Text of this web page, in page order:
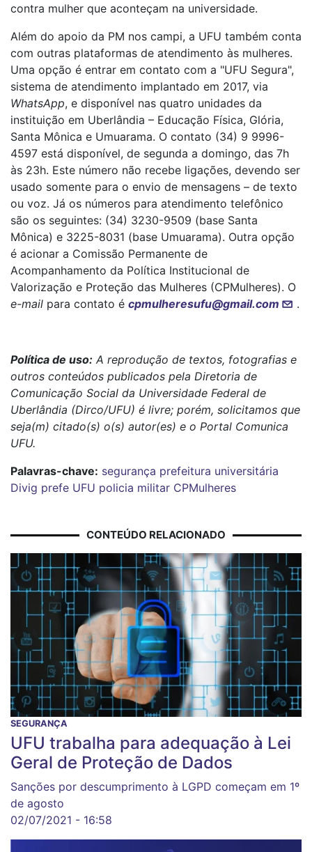
contra mulher que aconteçam na universidade.
Além do apoio da PM nos campi, a UFU também conta
com outras plataformas de atendimento às mulheres.
Uma opção é entrar em contato com a "UFU Segura",
sistema de atendimento implantado em 2017, via
WhatsApp, e disponível nas quatro unidades da
instituição em Uberlândia – Educação Física, Glória,
Santa Mônica e Umuarama. O contato (34) 9 9996-
4597 está disponível, de segunda a domingo, das 7h
às 23h. Este número não recebe ligações, devendo ser
usado somente para o envio de mensagens – de texto
ou voz. Já os números para atendimento telefônico
são os seguintes: (34) 3230-9509 (base Santa
Mônica) e 3225-8031 (base Umuarama). Outra opção
é acionar a Comissão Permanente de
Acompanhamento da Política Institucional de
Valorização e Proteção das Mulheres (CPMulheres). O
e-mail para contato é cpmulheresufu@gmail.com .
Política de uso: A reprodução de textos, fotografias e
outros conteúdos publicados pela Diretoria de
Comunicação Social da Universidade Federal de
Uberlândia (Dirco/UFU) é livre; porém, solicitamos que
seja(m) citado(s) o(s) autor(es) e o Portal Comunica
UFU.
Palavras-chave: segurança prefeitura universitária
Divig prefe UFU policia militar CPMulheres
CONTEÚDO RELACIONADO
SEGURANÇA
UFU trabalha para adequação à Lei
Geral de Proteção de Dados
Sanções por descumprimento à LGPD começam em 1º
de agosto
02/07/2021 - 16:58